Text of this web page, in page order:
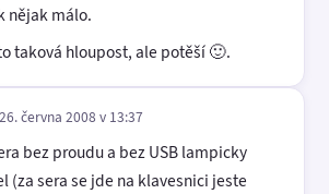
nějak málo.
taková hloupost, ale potěší 🙂.
26. června 2008 v 13:37
bez proudu a bez USB lampicky
(za sera se jde na klavesnici jeste